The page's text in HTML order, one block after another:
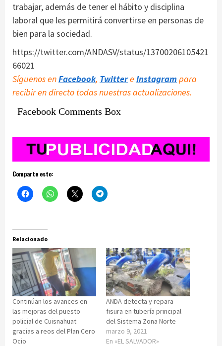
trabajar, además de tener el hábito y disciplina
laboral que les permitirá convertirse en personas de
bien para la sociedad.
https://twitter.com/ANDASV/status/13700206105421
66021
Síguenos enFacebook, Twittere Instagram para
recibir en directo todas nuestras actualizaciones.
Facebook Comments Box
Comparte esto:
Relacionado
Continúan los avances en
las mejoras del puesto
policial de Cuisnahuat
gracias a reos del Plan Cero
Ocio
ANDA detecta y repara
fisura en tubería principal
del Sistema Zona Norte
marzo 9, 2021
En «EL SALVADOR»